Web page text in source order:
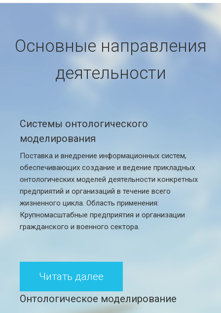
Основные направления
деятельности
Системы онтологического
моделирования
Поставка и внедрение информационных систем,
обеспечивающих создание и ведение прикладных
онтологических моделей деятельности конкретных
предприятий и организаций в течение всего
жизненного цикла. Область применения:
Крупномасштабные предприятия и организации
гражданского и военного сектора.
Читать далее
Онтологическое моделирование